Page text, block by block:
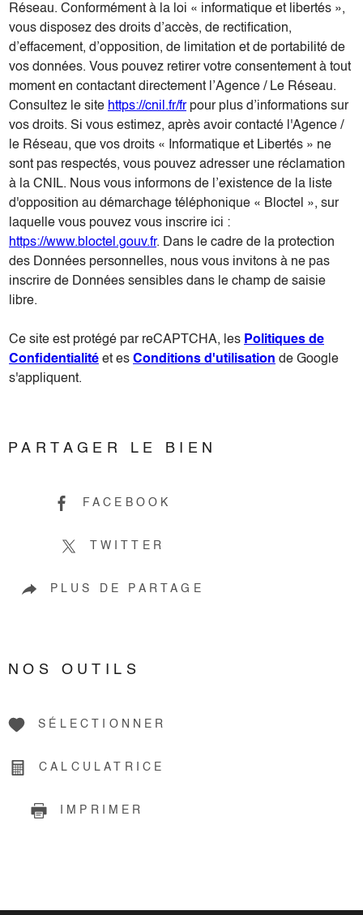
Réseau. Conformément à la loi « informatique et libertés »,
vous disposez des droits d’accès, de rectification,
d’effacement, d’opposition, de limitation et de portabilité de
vos données. Vous pouvez retirer votre consentement à tout
moment en contactant directement l’Agence / Le Réseau.
Consultez le site https://cnil.fr/frpour plus d’informations sur
vos droits. Si vous estimez, après avoir contacté l'Agence /
le Réseau, que vos droits « Informatique et Libertés » ne
sont pas respectés, vous pouvez adresser une réclamation
à la CNIL. Nous vous informons de l’existence de la liste
d'opposition au démarchage téléphonique « Bloctel », sur
laquelle vous pouvez vous inscrire ici :
https://www.bloctel.gouv.fr. Dans le cadre de la protection
des Données personnelles, nous vous invitons à ne pas
inscrire de Données sensibles dans le champ de saisie
libre.
Ce site est protégé par reCAPTCHA, les Politiques de
Confidentialité et es Conditions d'utilisation de Google
s'appliquent.
PARTAGER LE BIEN
FACEBOOK
TWITTER
PLUS DE PARTAGE
NOS OUTILS
SÉLECTIONNER
CALCULATRICE
IMPRIMER